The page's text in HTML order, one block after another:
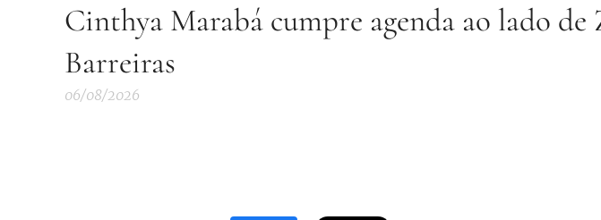
Cinthya Marabá cumpre agenda ao lado de
Barreiras
06/08/2026